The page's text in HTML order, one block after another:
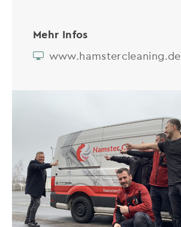
Mehr Infos
www.hamstercleaning.de